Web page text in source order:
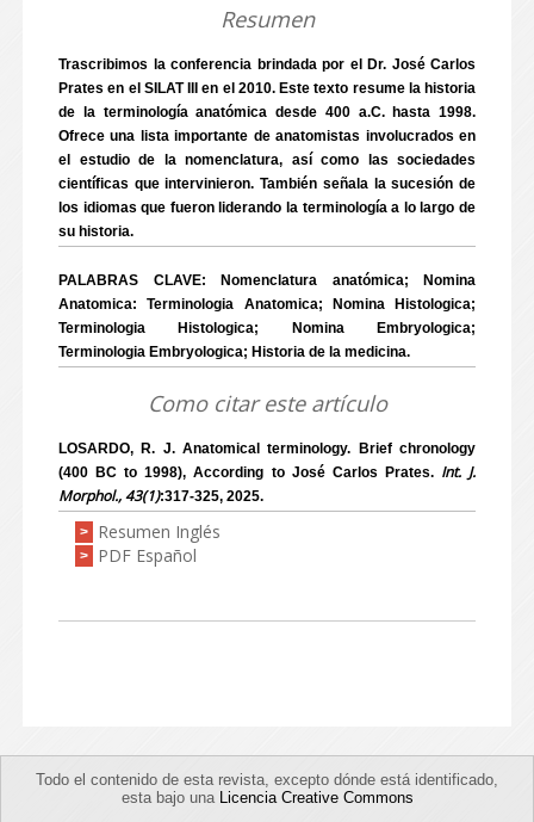
Resumen
Trascribimos la conferencia brindada por el Dr. José Carlos
Prates en el SILAT III en el 2010. Este texto resume la historia
de la terminología anatómica desde 400 a.C. hasta 1998.
Ofrece una lista importante de anatomistas involucrados en
el estudio de la nomenclatura, así como las sociedades
científicas que intervinieron. También señala la sucesión de
los idiomas que fueron liderando la terminología a lo largo de
su historia.
PALABRAS CLAVE: Nomenclatura anatómica; Nomina
Anatomica: Terminologia Anatomica; Nomina Histologica;
Terminologia Histologica; Nomina Embryologica;
Terminologia Embryologica; Historia de la medicina.
Como citar este artículo
LOSARDO, R. J. Anatomical terminology. Brief chronology
(400 BC to 1998), According to José Carlos Prates. Int. J.
Morphol., 43(1):317-325, 2025.
> Resumen Inglés
> PDF Español
Todo el contenido de esta revista, excepto dónde está identificado,
esta bajo una Licencia Creative Commons